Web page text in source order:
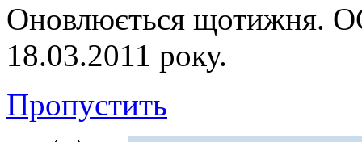
Оновлюється
18.03.2011 року.
Пропустить